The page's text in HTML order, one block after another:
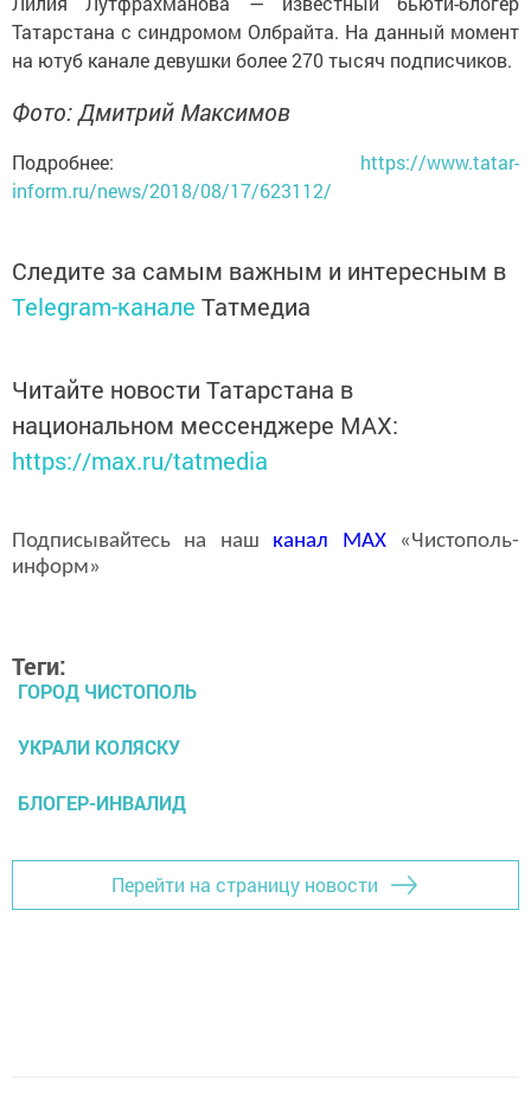
Татарстана с синдромом Олбрайта. На данный момент
на ютуб канале девушки более 270 тысяч подписчиков.
Фото: Дмитрий Максимов
Подробнее: https://www.tatar-
inform.ru/news/2018/08/17/623112/
Следите за самым важным и интересным в
Telegram-канале Татмедиа
Читайте новости Татарстана в
национальном мессенджере MАХ:
https://max.ru/tatmedia
Подписывайтесь на наш канал MAX«Чистополь-
информ»
Теги:
ГОРОД ЧИСТОПОЛЬ
УКРАЛИ КОЛЯСКУ
БЛОГЕР-ИНВАЛИД
Перейти на страницу новости